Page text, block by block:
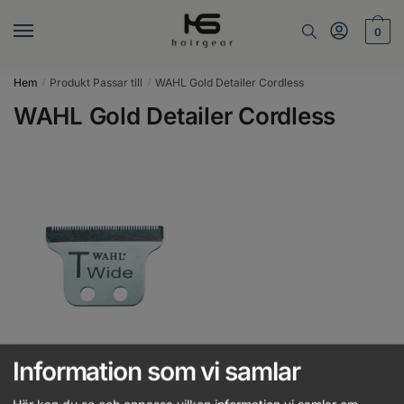
0
Hem / Produkt Passar till / WAHL Gold Detailer Cordless
WAHL Gold Detailer Cordless
WAHL – T-Wide Blade
Information som vi samlar